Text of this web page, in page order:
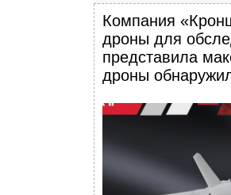
Компания
дроны для
представила
дроны